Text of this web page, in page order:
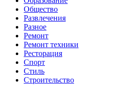
Общество
Развлечения
Разное
Ремонт
Ремонт техники
Ресторация
Спорт
Стиль
Строительство